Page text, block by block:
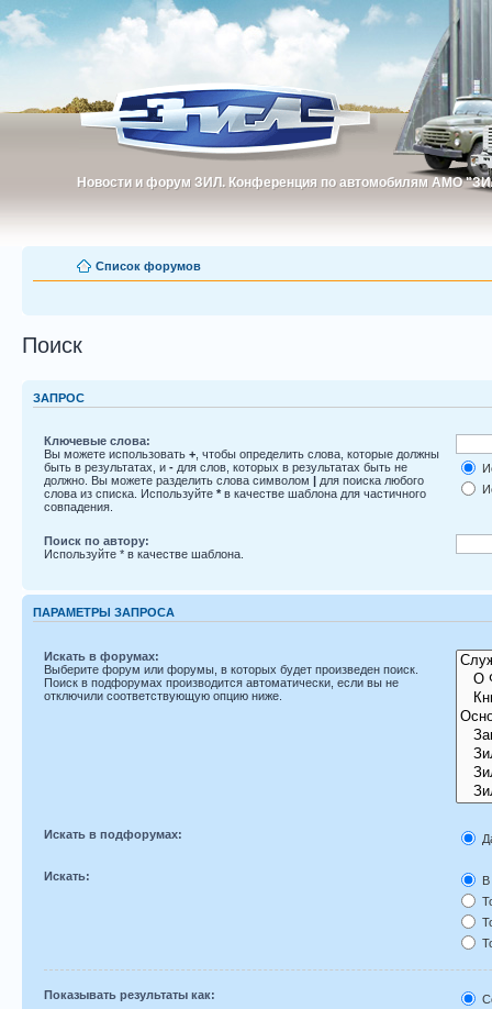
Новости и форум ЗИЛ. Конференция по автомобилям АМО
Новости и форум ЗИЛ. Конференция по автомобилям АМО
Список форумов
Поиск
ЗАПРОС
Ключевые слова:
Вы можете использовать+ , чтобы определить слова, которые должны
быть в результатах, и- для слов, которых в результатах быть не
должно. Вы можете разделить слова символом
для поиска любого
слова из списка. Используйте* в качестве шаблона для частичного
совпадения.
Поиск по автору:
Используйте * в качестве шаблона.
ПАРАМЕТРЫ ЗАПРОСА
Искать в форумах:
Выберите форум или форумы, в которых будет произведен поиск.
Поиск в подфорумах производится автоматически, если вы не
отключили соответствующую опцию ниже.
Искать в подфорумах:
Искать:
В
Показывать результаты как: